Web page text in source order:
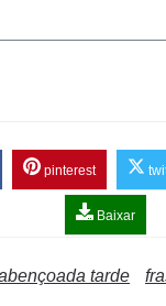
pinterest
Baixar
tarde